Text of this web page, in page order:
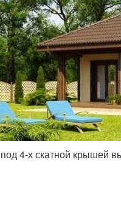
4-х скатной крышей